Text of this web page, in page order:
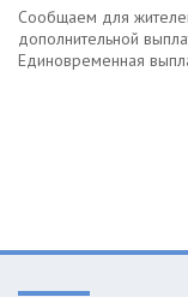
Сообщаем для
дополнительной
Единовременная